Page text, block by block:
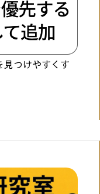
つけやすくす